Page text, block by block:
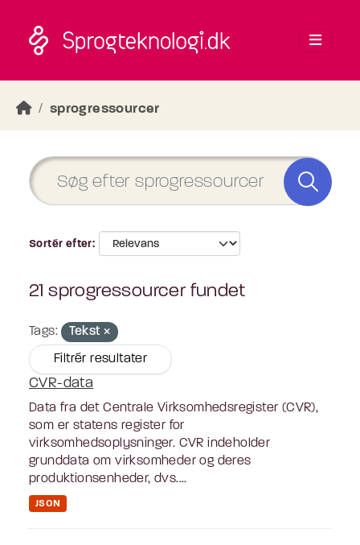
sprogressourcer
Sortér efter
21 sprogressourcer fundet
Tags: Tekst
Filtrér resultater
CVR-data
Data fra det Centrale Virksomhedsregister (CVR),
som er statens register for
virksomhedsoplysninger. CVR indeholder
grunddata om virksomheder og deres
produktionsenheder, dvs....
JSON